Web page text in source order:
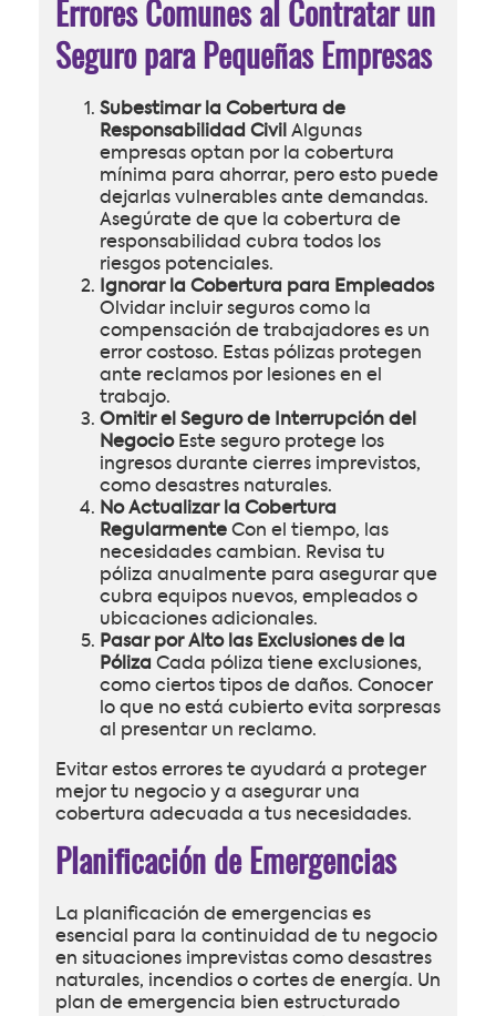
Errores Comunes al Contratar un
Seguro para Pequeñas Empresas
Subestimar la Cobertura de
Responsabilidad Civil Algunas
empresas optan por la cobertura
mínima para ahorrar, pero esto puede
dejarlas vulnerables ante demandas.
Asegúrate de que la cobertura de
responsabilidad cubra todos los
riesgos potenciales.
Ignorar la Cobertura para Empleados
Olvidar incluir seguros como la
compensación de trabajadores es un
error costoso. Estas pólizas protegen
ante reclamos por lesiones en el
trabajo.
Omitir el Seguro de Interrupción del
NegocioEste seguro protege los
ingresos durante cierres imprevistos,
como desastres naturales.
No Actualizar la Cobertura
Regularmente Con el tiempo, las
necesidades cambian. Revisa tu
póliza anualmente para asegurar que
cubra equipos nuevos, empleados o
ubicaciones adicionales.
Pasar por Alto las Exclusiones de la
Póliza Cada póliza tiene exclusiones,
como ciertos tipos de daños. Conocer
lo que no está cubierto evita sorpresas
al presentar un reclamo.
Evitar estos errores te ayudará a proteger
mejor tu negocio y a asegurar una
cobertura adecuada a tus necesidades.
Planificación de Emergencias
La planificación de emergencias es
esencial para la continuidad de tu negocio
en situaciones imprevistas como desastres
naturales, incendios o cortes de energía. Un
plan de emergencia bien estructurado